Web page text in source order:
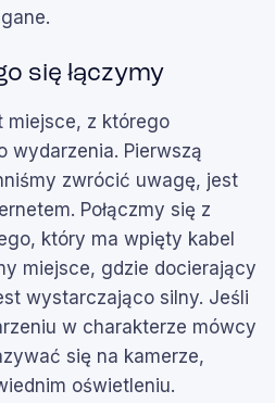
się łączymy
miejsce, z którego
wydarzenia. Pierwszą
zwrócić uwagę, jest
Połączmy się z
który ma wpięty kabel
miejsce, gdzie docierający
wystarczająco silny. Jeśli
w charakterze mówcy
się na kamerze,
oświetleniu.